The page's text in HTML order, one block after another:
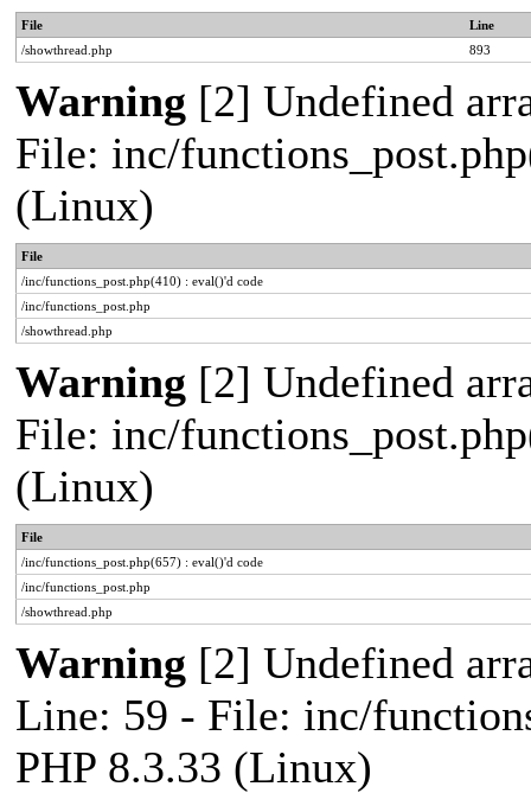
File
Line
/showthread.php
893
Warning [2] Undefined
File: inc/
(Linux)
File
/inc/functions_post.php(410) : eval()'d code
/inc/functions_post.php
/showthread.php
Warning [2] Undefined
File: inc/
(Linux)
File
/inc/functions_post.php(657) : eval()'d code
/inc/functions_post.php
/showthread.php
Warning [2] Undefined
Line: 59 - File: inc/
PHP 8.3.33 (Linux)